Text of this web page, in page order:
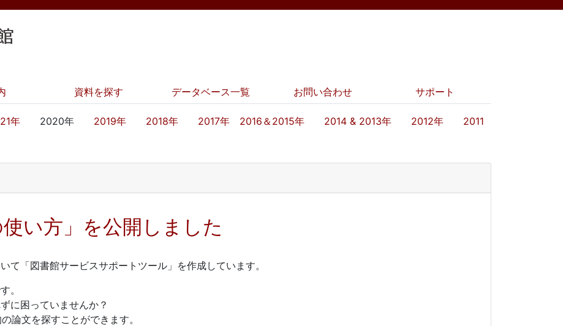
資料を探す データベース一覧 お問い合わせ サポート
年 2020年 2019年 2018年 2017年 2016＆2015年 2014 & 2013年 2012年
2011
い方」を公開しました
て「図書館サービスサポートツール」を作成しています。
。
に困っていませんか？
論文を探すことができます。